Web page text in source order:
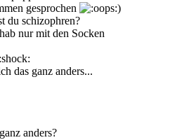
gesprochen
)
du schizophren?
nur mit den Socken
das ganz anders...
anders?